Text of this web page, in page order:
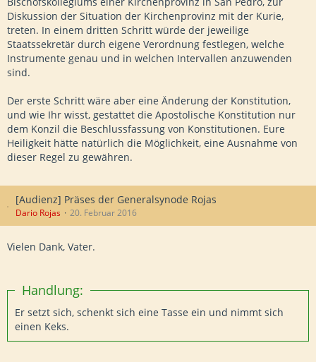
Diskussion der Situation der Kirchenprovinz mit der Kurie,
treten. In einem dritten Schritt würde der jeweilige
Staatssekretär durch eigene Verordnung festlegen, welche
Instrumente genau und in welchen Intervallen anzuwenden
sind.
Der erste Schritt wäre aber eine Änderung der Konstitution,
und wie Ihr wisst, gestattet die Apostolische Konstitution nur
dem Konzil die Beschlussfassung von Konstitutionen. Eure
Heiligkeit hätte natürlich die Möglichkeit, eine Ausnahme von
dieser Regel zu gewähren.
[Audienz] Präses der Generalsynode Rojas
Dario Rojas 20. Februar 2016
Vielen Dank, Vater.
Handlung:
Er setzt sich, schenkt sich eine Tasse ein und nimmt sich
einen Keks.